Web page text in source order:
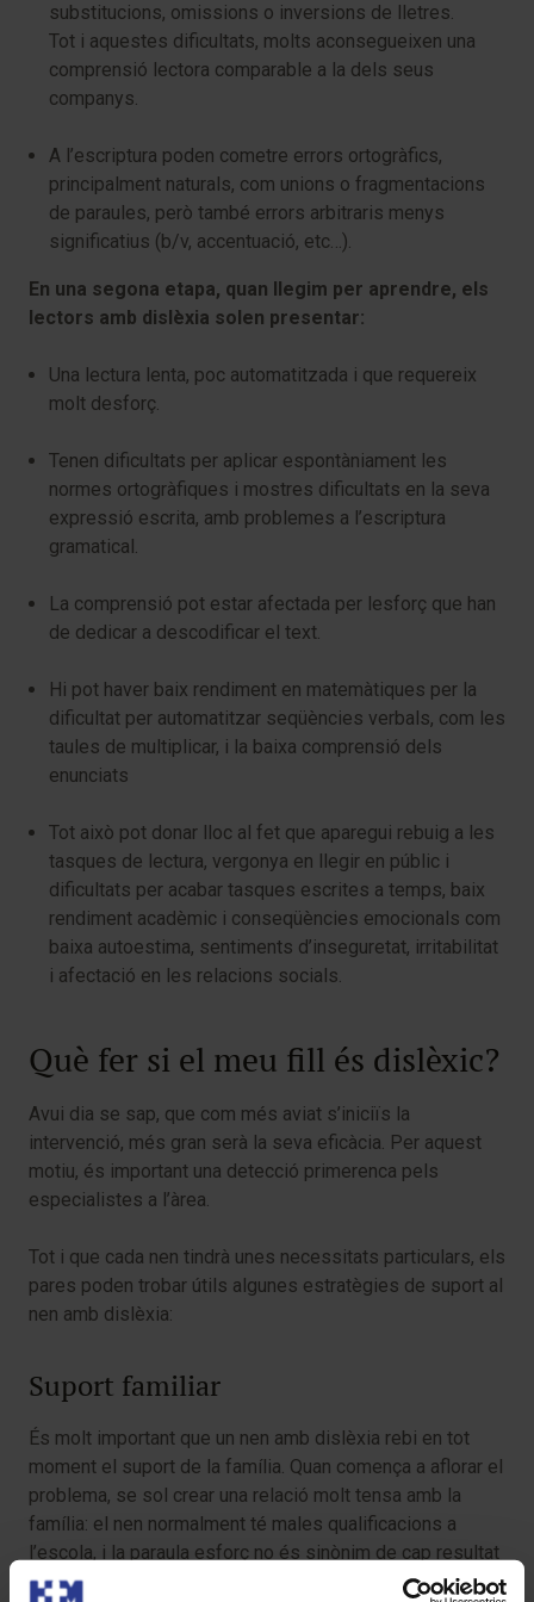
substitucions, omissions o inversions de lletres.
Tot i aquestes dificultats, molts aconsegueixen una
comprensió lectora comparable a la dels seus
companys.
A l’escriptura poden cometre errors ortogràfics,
principalment naturals, com unions o fragmentacions
de paraules, però també errors arbitraris menys
significatius (b/v, accentuació, etc…).
En una segona etapa, quan llegim per aprendre, els
lectors amb dislèxia solen presentar:
Una lectura lenta, poc automatitzada i que requereix
molt desforç.
Tenen dificultats per aplicar espontàniament les
normes ortogràfiques i mostres dificultats en la seva
expressió escrita, amb problemes a l’escriptura
gramatical.
La comprensió pot estar afectada per lesforç que han
de dedicar a descodificar el text.
Hi pot haver baix rendiment en matemàtiques per la
dificultat per automatitzar seqüències verbals, com les
taules de multiplicar, i la baixa comprensió dels
enunciats
Tot això pot donar lloc al fet que aparegui rebuig a les
tasques de lectura, vergonya en llegir en públic i
dificultats per acabar tasques escrites a temps, baix
rendiment acadèmic i conseqüències emocionals com
baixa autoestima, sentiments d’inseguretat, irritabilitat
i afectació en les relacions socials.
Què fer si el meu fill és dislèxic?
Avui dia se sap, que com més aviat s’iniciïs la
intervenció, més gran serà la seva eficàcia. Per aquest
motiu, és important una detecció primerenca pels
especialistes a l’àrea.
Tot i que cada nen tindrà unes necessitats particulars, els
pares poden trobar útils algunes estratègies de suport al
nen amb dislèxia:
Suport familiar
És molt important que un nen amb dislèxia rebi en tot
moment el suport de la família. Quan comença a aflorar el
problema, se sol crear una relació molt tensa amb la
família: el nen normalment té males qualificacions a
l’escola, i la paraula esforç no és sinònim de cap resultat
positiu. Aquestes pressions influeixen negativament en